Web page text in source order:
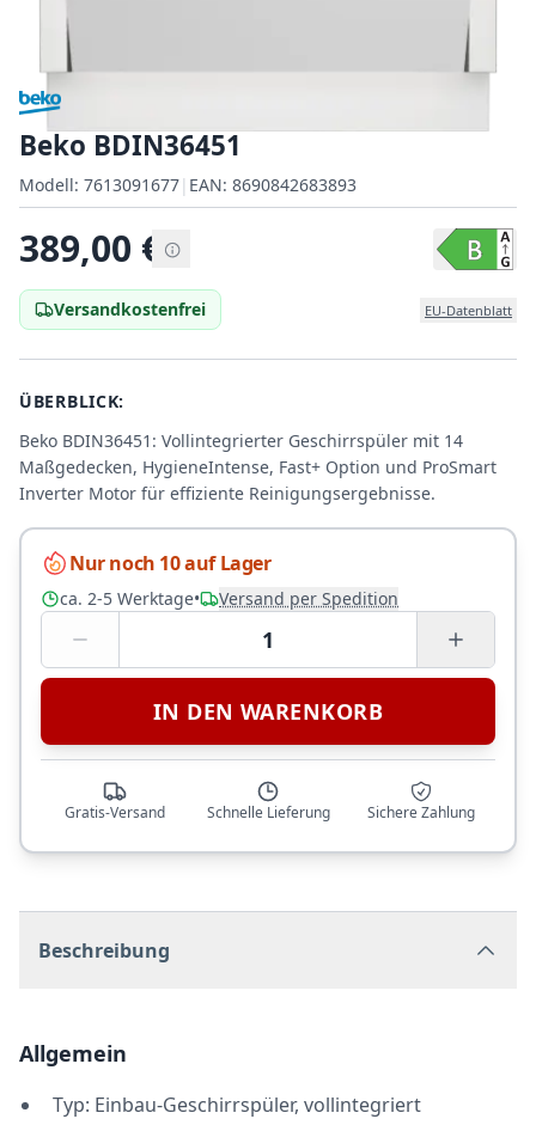
Beko BDIN36451
Modell:
Modell: 7613091677|EAN:
EAN: 8690842683893
389,00 €
Versandkostenfrei EU-Datenblatt
ÜBERBLICK:
Beko BDIN36451: Vollintegrierter Geschirrspüler mit 14
Maßgedecken, HygieneIntense, Fast+ Option und ProSmart
Inverter Motor für effiziente Reinigungsergebnisse.
Nur noch 10 auf Lager
ca. 2-5 Werktage• Versand per Spedition
1
IN DEN WARENKORB
Gratis-Versand Schnelle Lieferung Sichere Zahlung
Beschreibung
Allgemein
Typ: Einbau-Geschirrspüler, vollintegriert